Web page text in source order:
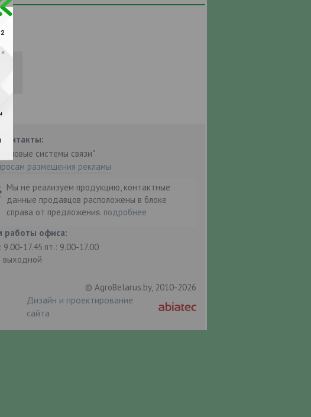
системы связи"
размещения рекламы
Мы не реализуем продукцию, контактные
данные продавцов расположены в блоке
справа от предложения. подробнее
работы офиса:
9.00-17.45 пт.: 9.00-17.00
выходной
© AgroBelarus.by, 2010-2026
Дизайн и проектирование
сайта